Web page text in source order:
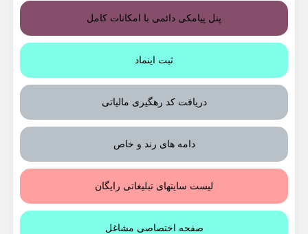
پنل پیامکی دائمی با امکانات کامل
ثبت اینماد
دریافت کد رهگیری مالیاتی
دامه های رند و خاص
لیست سایتهای تبلیغاتی رایگان
صفحه اختصاصی مشاغل